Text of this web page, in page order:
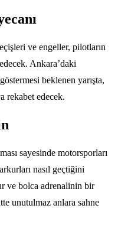
ve engeller, pilotların
edecek. Ankara’daki
beklenen yarışta,
rekabet edecek.
sayesinde motorsporları
nasıl geçtiğini
ve bolca adrenalinin bir
unutulmaz anlara sahne